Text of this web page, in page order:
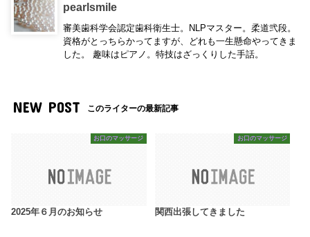
pearlsmile
審美歯科学会認定歯科衛生士。NLPマスター。柔道弐段。
資格がとっちらかってますが、どれも一生懸命やってきま
した。 趣味はピアノ。特技はざっくりした手話。
NEW POST このライターの最新記事
お口のマッサージ
2025年６月のお知らせ
お口のマッサージ
関西出張してきました